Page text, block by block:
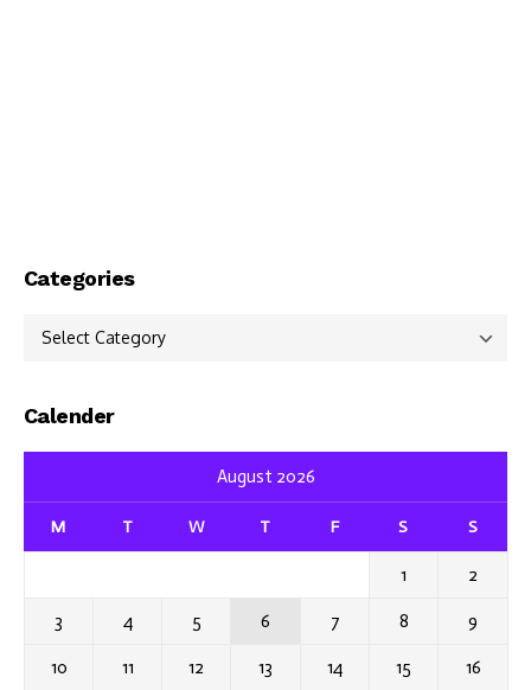
Categories
Categories
Calender
August 2026
M T W T F S S
1 2
3 4 5 6 7 8 9
10 11 12 13 14 15 16